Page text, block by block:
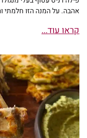
אהבה. על המנה הזו חלמתי
קראו עוד...